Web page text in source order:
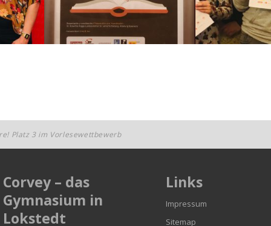
Platz 3 im Vorlesewettbewerb
Corvey – das
Gymnasium in
Lokstedt
Links
Impressum
Sitemap